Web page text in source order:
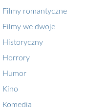
Filmy romantyczne
Filmy we dwoje
Historyczny
Horrory
Humor
Kino
Komedia